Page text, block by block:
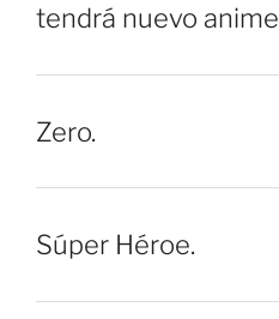
tendrá nuevo anime
Zero.
Súper Héroe.